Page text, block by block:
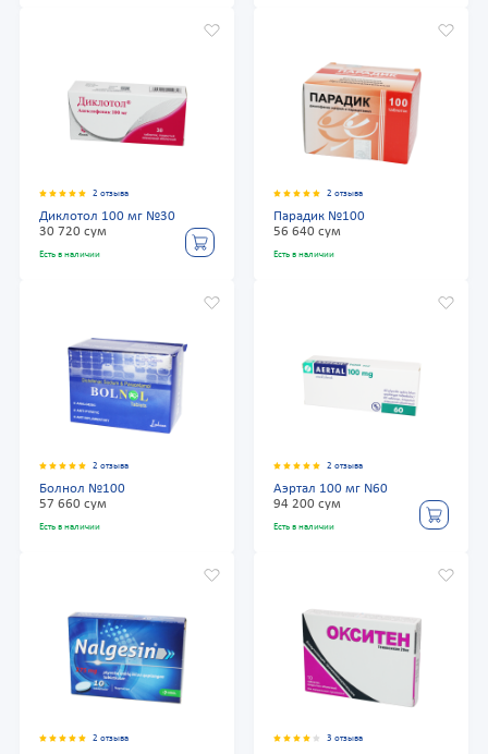
2 отзыва
Диклотол 100 мг №30
30 720 сум
Есть в наличии
2 отзыва
Парадик №100
56 640 сум
Есть в наличии
2 отзыва
Болнол №100
57 660 сум
Есть в наличии
2 отзыва
Аэртал 100 мг N60
94 200 сум
Есть в наличии
2 отзыва 3 отзыва